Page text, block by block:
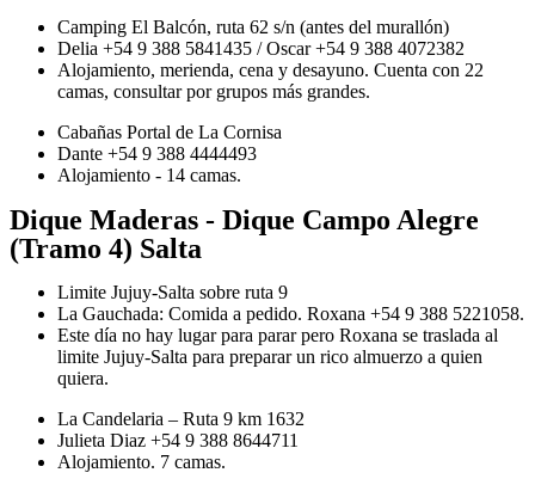
Camping El Balcón, ruta 62 s/n (antes del murallón)
Delia +54 9 388 5841435 / Oscar +54 9 388 4072382
Alojamiento, merienda, cena y desayuno. Cuenta con 22
camas, consultar por grupos más grandes.
Cabañas Portal de La Cornisa
Dante +54 9 388 4444493
Alojamiento - 14 camas.
Dique Maderas - Dique Campo Alegre
(Tramo 4) Salta
Limite Jujuy-Salta sobre ruta 9
La Gauchada: Comida a pedido. Roxana +54 9 388 5221058.
Este día no hay lugar para parar pero Roxana se traslada al
limite Jujuy-Salta para preparar un rico almuerzo a quien
quiera.
La Candelaria – Ruta 9 km 1632
Julieta Diaz +54 9 388 8644711
Alojamiento. 7 camas.